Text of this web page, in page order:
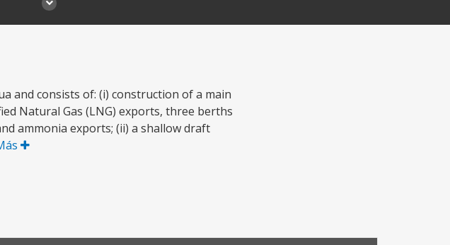
and consists of: (i) construction of a main
Natural Gas (LNG) exports, three berths
ammonia exports; (ii) a shallow draft